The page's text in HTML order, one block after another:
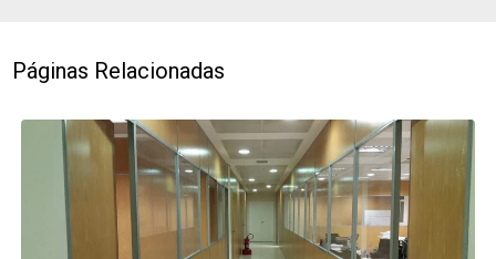
Páginas Relacionadas